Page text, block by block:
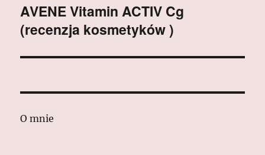
Następny
wpis:
AVENE Vitamin ACTIV Cg
(recenzja kosmetyków )
O mnie